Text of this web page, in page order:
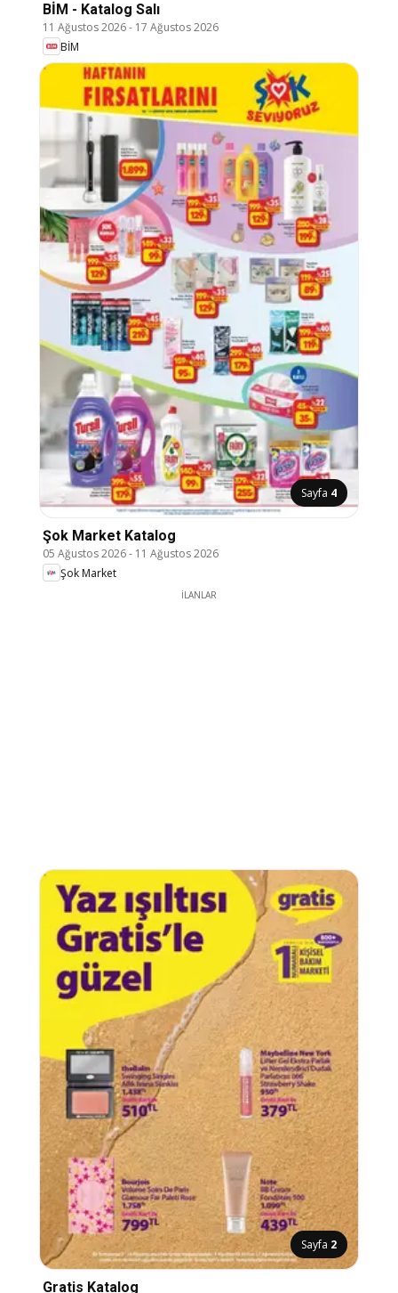
BİM - Katalog Salı
11 Ağustos 2026- 17 Ağustos 2026
BİM
Sayfa 4
Şok Market Katalog
05 Ağustos 2026- 11 Ağustos 2026
Şok Market
İLANLAR
Sayfa 2
Gratis Katalog